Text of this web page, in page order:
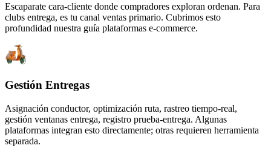
Escaparate cara-cliente donde compradores exploran ordenan. Para
clubs entrega, es tu canal ventas primario. Cubrimos esto
profundidad nuestra guía plataformas e-commerce.
Gestión Entregas
Asignación conductor, optimización ruta, rastreo tiempo-real,
gestión ventanas entrega, registro prueba-entrega. Algunas
plataformas integran esto directamente; otras requieren herramienta
separada.